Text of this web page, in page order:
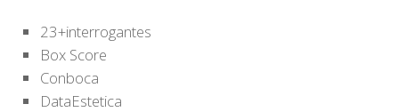
23+interrogantes
Box Score
Conboca
DataEstetica